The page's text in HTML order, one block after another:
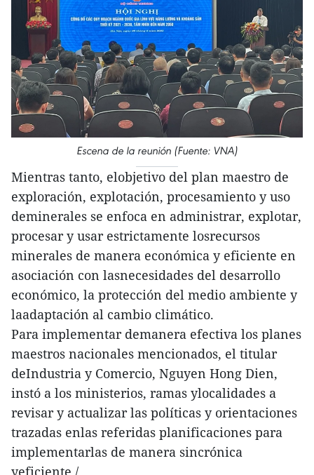
Escena de la reunión (Fuente: VNA)
Mientras tanto, elobjetivo del plan maestro de
exploración, explotación, procesamiento y uso
deminerales se enfoca en administrar, explotar,
procesar y usar estrictamente losrecursos
minerales de manera económica y eficiente en
asociación con lasnecesidades del desarrollo
económico, la protección del medio ambiente y
laadaptación al cambio climático.
Para implementar demanera efectiva los planes
maestros nacionales mencionados, el titular
deIndustria y Comercio, Nguyen Hong Dien,
instó a los ministerios, ramas ylocalidades a
revisar y actualizar las políticas y orientaciones
trazadas enlas referidas planificaciones para
implementarlas de manera sincrónica
yeficiente./.